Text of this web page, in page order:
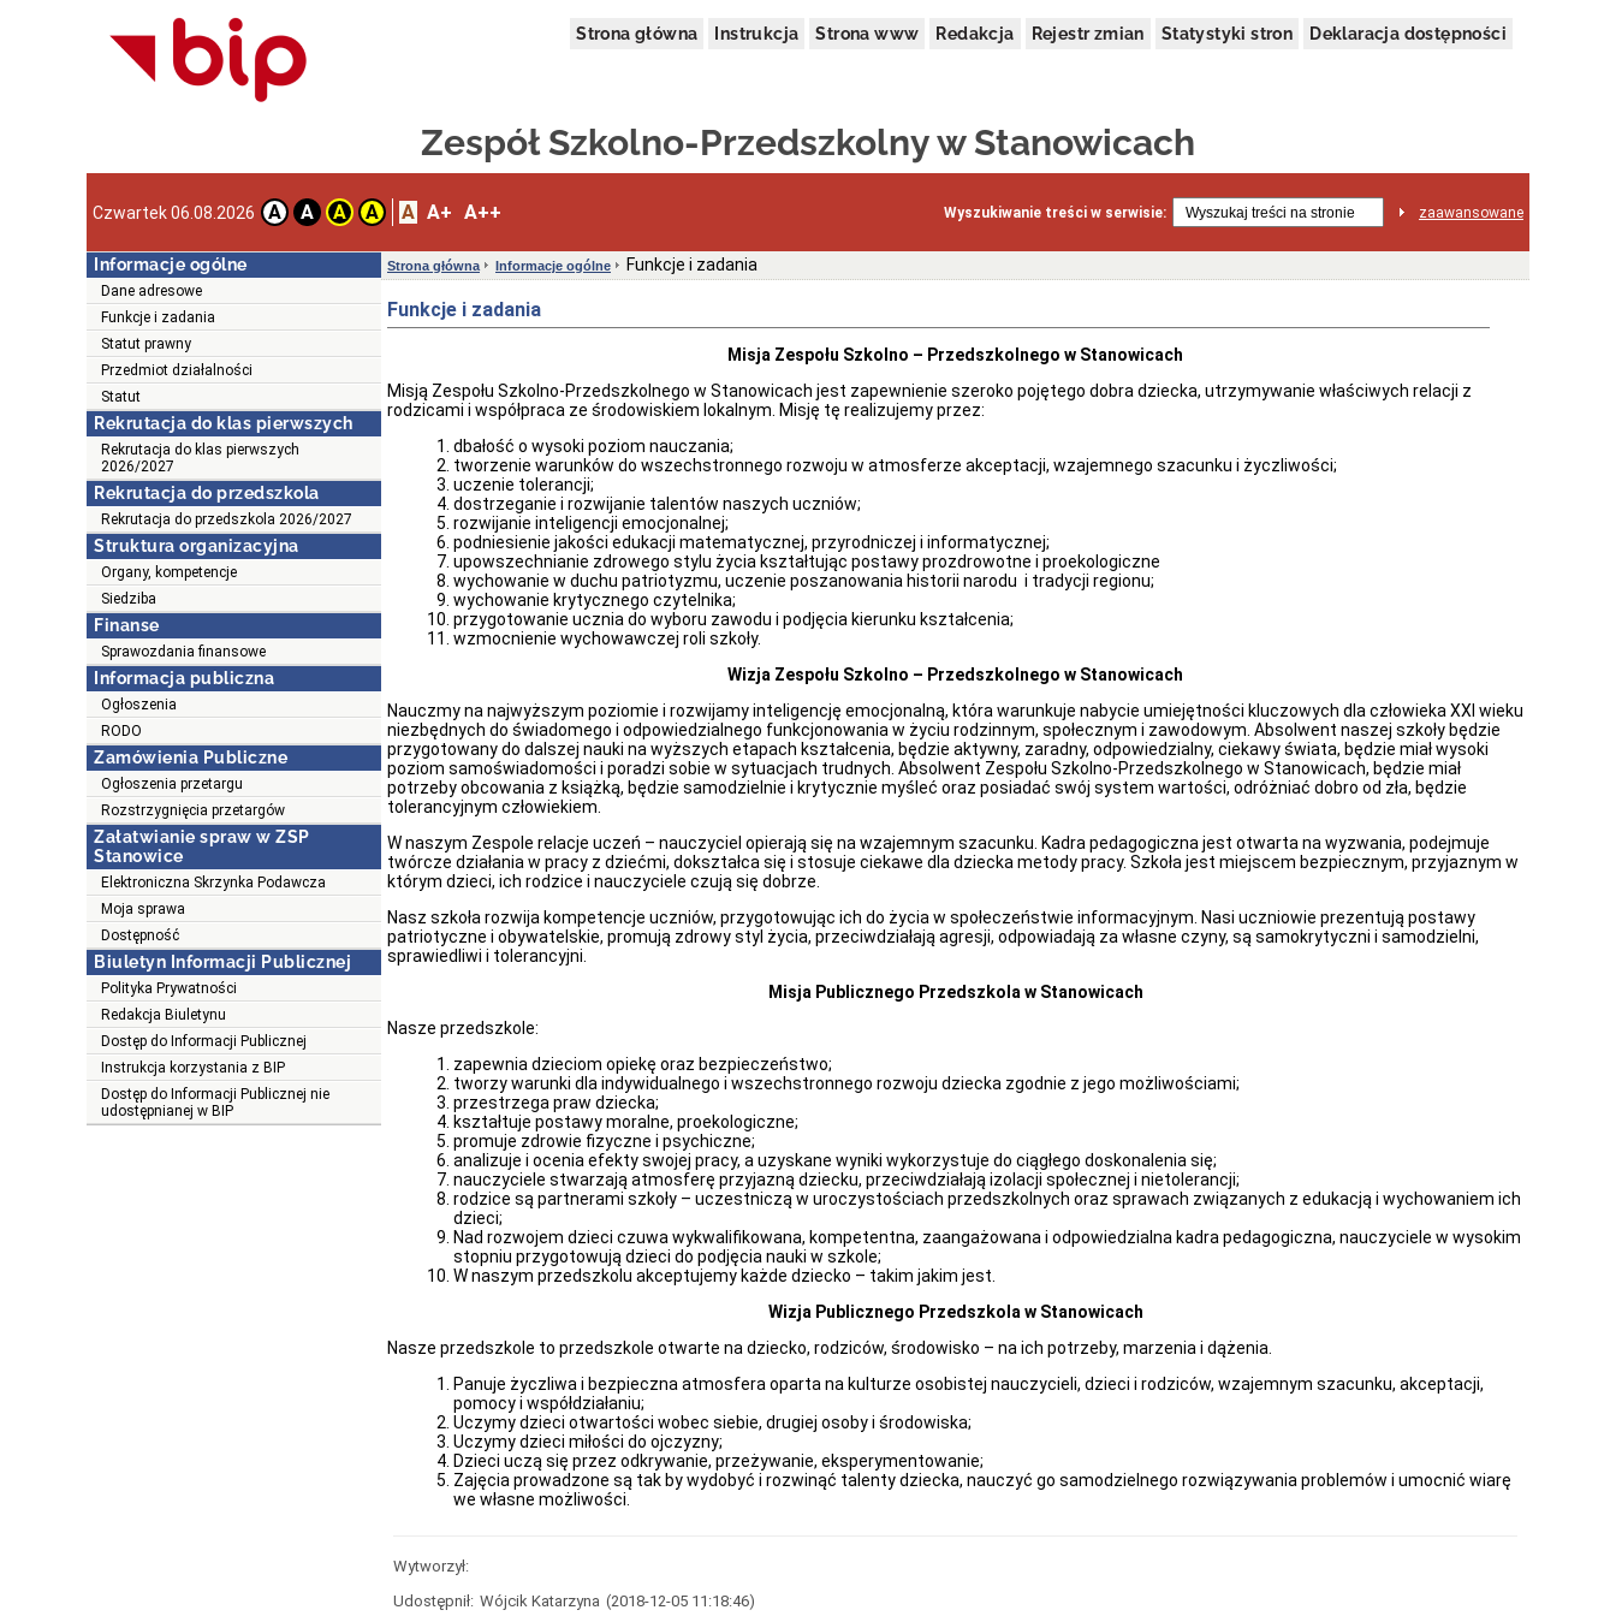
Strona główna Instrukcja Strona www Redakcja Rejestr zmian Statystyki stron Deklaracja dostępności
Zespół Szkolno-Przedszkolny w Stanowicach
Czwartek 06.08.2026 A A A A A A+ A++ Wyszukiwanie treści w serwisie: zaawansowane
Informacje ogólne
Dane adresowe
Funkcje i zadania
Statut prawny
Przedmiot działalności
Statut
Rekrutacja do klas pierwszych
Rekrutacja do klas pierwszych
2026/2027
Rekrutacja do przedszkola
Rekrutacja do przedszkola 2026/2027
Struktura organizacyjna
Organy, kompetencje
Siedziba
Finanse
Sprawozdania finansowe
Informacja publiczna
Ogłoszenia
RODO
Zamówienia Publiczne
Ogłoszenia przetargu
Rozstrzygnięcia przetargów
Załatwianie spraw w ZSP
Stanowice
Elektroniczna Skrzynka Podawcza
Moja sprawa
Dostępność
Biuletyn Informacji Publicznej
Polityka Prywatności
Redakcja Biuletynu
Dostęp do Informacji Publicznej
Instrukcja korzystania z BIP
Dostęp do Informacji Publicznej nie
udostępnianej w BIP
Strona główna Informacje ogólne Funkcje i zadania
Funkcje i zadania
Misja Zespołu Szkolno – Przedszkolnego w Stanowicach
Misją Zespołu Szkolno-Przedszkolnego w Stanowicach jest zapewnienie szeroko pojętego dobra dziecka, utrzymywanie właściwych relacji z
rodzicami i współpraca ze środowiskiem lokalnym. Misję tę realizujemy przez:
dbałość o wysoki poziom nauczania;
tworzenie warunków do wszechstronnego rozwoju w atmosferze akceptacji, wzajemnego szacunku i życzliwości;
uczenie tolerancji;
dostrzeganie i rozwijanie talentów naszych uczniów;
rozwijanie inteligencji emocjonalnej;
podniesienie jakości edukacji matematycznej, przyrodniczej i informatycznej;
upowszechnianie zdrowego stylu życia kształtując postawy prozdrowotne i proekologiczne
wychowanie w duchu patriotyzmu, uczenie poszanowania historii narodu i tradycji regionu;
wychowanie krytycznego czytelnika;
przygotowanie ucznia do wyboru zawodu i podjęcia kierunku kształcenia;
wzmocnienie wychowawczej roli szkoły.
Wizja Zespołu Szkolno – Przedszkolnego w Stanowicach
Nauczmy na najwyższym poziomie i rozwijamy inteligencję emocjonalną, która warunkuje nabycie umiejętności kluczowych dla człowieka XXI wieku
niezbędnych do świadomego i odpowiedzialnego funkcjonowania w życiu rodzinnym, społecznym i zawodowym. Absolwent naszej szkoły będzie
przygotowany do dalszej nauki na wyższych etapach kształcenia, będzie aktywny, zaradny, odpowiedzialny, ciekawy świata, będzie miał wysoki
poziom samoświadomości i poradzi sobie w sytuacjach trudnych. Absolwent Zespołu Szkolno-Przedszkolnego w Stanowicach, będzie miał
potrzeby obcowania z książką, będzie samodzielnie i krytycznie myśleć oraz posiadać swój system wartości, odróżniać dobro od zła, będzie
tolerancyjnym człowiekiem.
W naszym Zespole relacje uczeń – nauczyciel opierają się na wzajemnym szacunku. Kadra pedagogiczna jest otwarta na wyzwania, podejmuje
twórcze działania w pracy z dziećmi, dokształca się i stosuje ciekawe dla dziecka metody pracy. Szkoła jest miejscem bezpiecznym, przyjaznym w
którym dzieci, ich rodzice i nauczyciele czują się dobrze.
Nasz szkoła rozwija kompetencje uczniów, przygotowując ich do życia w społeczeństwie informacyjnym. Nasi uczniowie prezentują postawy
patriotyczne i obywatelskie, promują zdrowy styl życia, przeciwdziałają agresji, odpowiadają za własne czyny, są samokrytyczni i samodzielni,
sprawiedliwi i tolerancyjni.
Misja Publicznego Przedszkola w Stanowicach
Nasze przedszkole:
zapewnia dzieciom opiekę oraz bezpieczeństwo;
tworzy warunki dla indywidualnego i wszechstronnego rozwoju dziecka zgodnie z jego możliwościami;
przestrzega praw dziecka;
kształtuje postawy moralne, proekologiczne;
promuje zdrowie fizyczne i psychiczne;
analizuje i ocenia efekty swojej pracy, a uzyskane wyniki wykorzystuje do ciągłego doskonalenia się;
nauczyciele stwarzają atmosferę przyjazną dziecku, przeciwdziałają izolacji społecznej i nietolerancji;
rodzice są partnerami szkoły – uczestniczą w uroczystościach przedszkolnych oraz sprawach związanych z edukacją i wychowaniem ich
dzieci;
Nad rozwojem dzieci czuwa wykwalifikowana, kompetentna, zaangażowana i odpowiedzialna kadra pedagogiczna, nauczyciele w wysokim
stopniu przygotowują dzieci do podjęcia nauki w szkole;
W naszym przedszkolu akceptujemy każde dziecko – takim jakim jest.
Wizja Publicznego Przedszkola w Stanowicach
Nasze przedszkole to przedszkole otwarte na dziecko, rodziców, środowisko – na ich potrzeby, marzenia i dążenia.
Panuje życzliwa i bezpieczna atmosfera oparta na kulturze osobistej nauczycieli, dzieci i rodziców, wzajemnym szacunku, akceptacji,
pomocy i współdziałaniu;
Uczymy dzieci otwartości wobec siebie, drugiej osoby i środowiska;
Uczymy dzieci miłości do ojczyzny;
Dzieci uczą się przez odkrywanie, przeżywanie, eksperymentowanie;
Zajęcia prowadzone są tak by wydobyć i rozwinąć talenty dziecka, nauczyć go samodzielnego rozwiązywania problemów i umocnić wiarę
we własne możliwości.
Wytworzył:
Udostępnił: Wójcik Katarzyna (2018-12-05 11:18:46)